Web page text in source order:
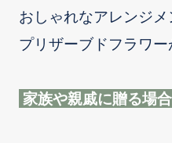
おしゃれなアレンジメ
プリザーブドフラワー
家族や親戚に贈る場合